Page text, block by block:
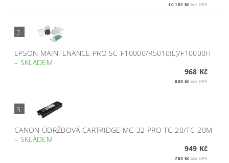
10 182 Kč bez DPH
2.
EPSON MAINTENANCE PRO SC-F10000/R5010(L)/F10000H
– SKLADEM
968 Kč
800 Kč bez DPH
3.
CANON ÚDRŽBOVÁ CARTRIDGE MC-32 PRO TC-20/TC-20M
– SKLADEM
949 Kč
784 Kč bez DPH